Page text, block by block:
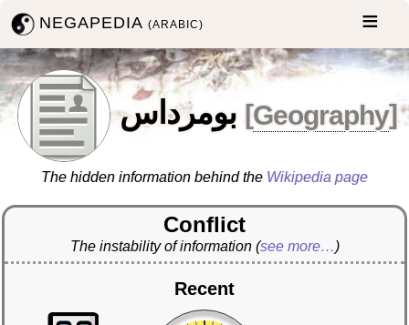
NEGAPEDIA(ARABIC)
بومرداس [Geography]
The hidden information behind the Wikipedia page
Conflict
The instability of information (see more…)
Recent